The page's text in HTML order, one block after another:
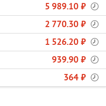
5 989.10 ₽
2 770.30 ₽
1 526.20 ₽
939.90 ₽
364 ₽